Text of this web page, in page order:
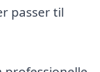
passer til